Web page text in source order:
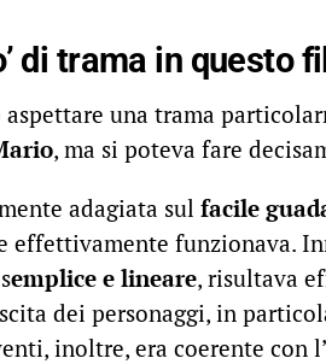
di trama in questo
una trama
, ma si poteva fare
adagiata sul facile
effettivamente funzionava.
emplice e lineare, risultava
dei personaggi, in
inoltre, era coerente con